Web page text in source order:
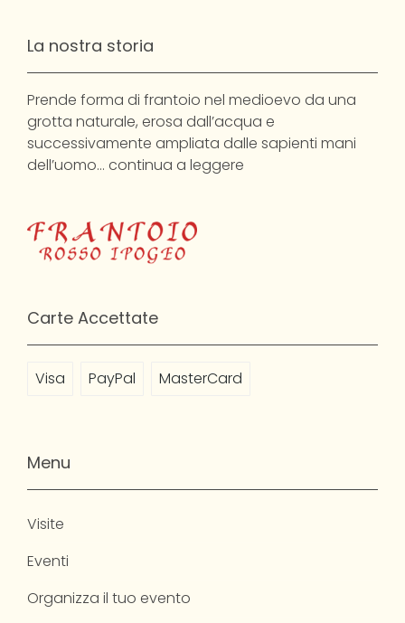
La nostra storia
Prende forma di frantoio nel medioevo da una
grotta naturale, erosa dall’acqua e
successivamente ampliata dalle sapienti mani
dell’uomo… continua a leggere
Carte Accettate
Visa PayPal MasterCard
Menu
Visite
Eventi
Organizza il tuo evento